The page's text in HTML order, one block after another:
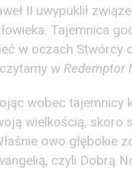
II uwypuklił
Tajemnica
w oczach Stwórcy
w Redemptor
wobec tajemnicy
wielkością, skoro
owo głębokie
czyli Dobrą